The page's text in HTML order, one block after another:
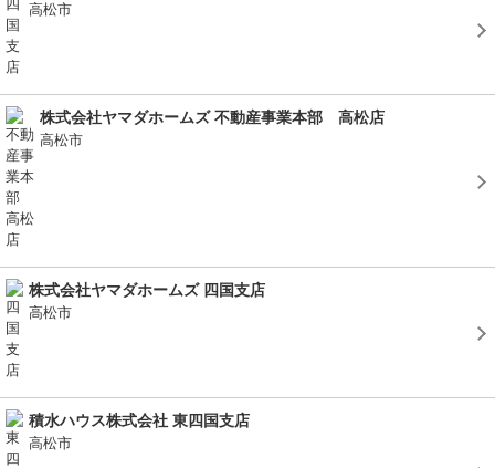
高松市
株式会社ヤマダホームズ 不動産事業本部 高松店
高松市
株式会社ヤマダホームズ 四国支店
高松市
積水ハウス株式会社 東四国支店
高松市